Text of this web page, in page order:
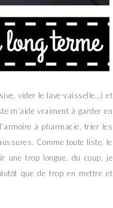
vider le lave-vaisselle…) et
m’aide vraiment à garder en
à pharmacie, trier les
Comme toute liste, le
une trop longue, du coup, je
que de trop en mettre et